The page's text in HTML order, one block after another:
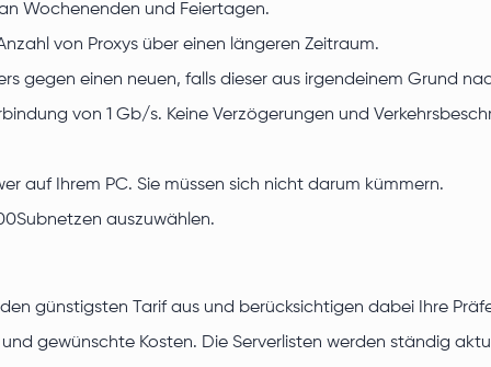
Wochenenden und Feiertagen.
von Proxys über einen längeren Zeitraum.
gegen einen neuen, falls dieser aus irgendeinem Grund
von 1 Gb/s. Keine Verzögerungen und
auf Ihrem PC. Sie müssen sich nicht darum kümmern.
auszuwählen.
günstigsten Tarif aus und berücksichtigen dabei Ihre
gewünschte Kosten. Die Serverlisten werden ständig